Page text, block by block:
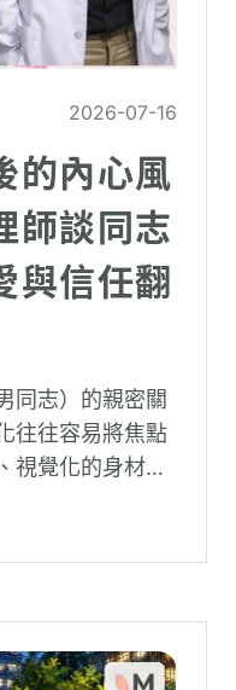
2026-07-16
的內心風
師談同志
與信任翻
同志）的親密關
往往容易將焦點
視覺化的身材資